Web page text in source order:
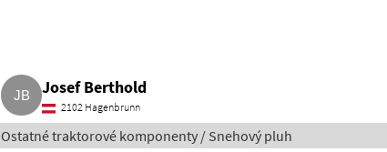
Josef Berthold
2102 Hagenbrunn
Ostatné traktorové komponenty / Snehový pluh